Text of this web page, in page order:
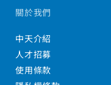
關於我們
中天介紹
人才招募
使用條款